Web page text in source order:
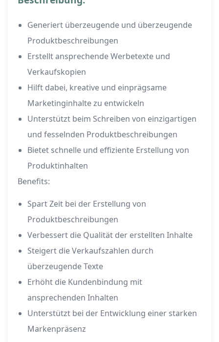
Generiert überzeugende und überzeugende
Produktbeschreibungen
Erstellt ansprechende Werbetexte und
Verkaufskopien
Hilft dabei, kreative und einprägsame
Marketinginhalte zu entwickeln
Unterstützt beim Schreiben von einzigartigen
und fesselnden Produktbeschreibungen
Bietet schnelle und effiziente Erstellung von
Produktinhalten
Benefits:
Spart Zeit bei der Erstellung von
Produktbeschreibungen
Verbessert die Qualität der erstellten Inhalte
Steigert die Verkaufszahlen durch
überzeugende Texte
Erhöht die Kundenbindung mit
ansprechenden Inhalten
Unterstützt bei der Entwicklung einer starken
Markenpräsenz